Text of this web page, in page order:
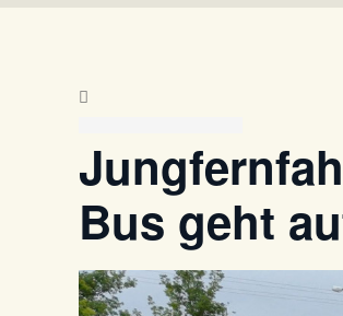
Bus geht